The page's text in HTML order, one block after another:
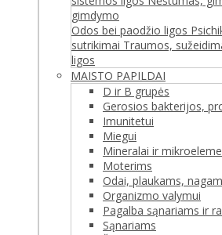
gimdymo
Odos bei paodžio ligos
sutrikimai Traumos,
ligos
MAISTO PAPILDAI
D ir B grupės
Gerosios bakterijos,
Imunitetui
Miegui
Mineralai ir
Moterims
Odai, plaukams,
Organizmo valymui
Pagalba sąnariams ir
Sąnariams